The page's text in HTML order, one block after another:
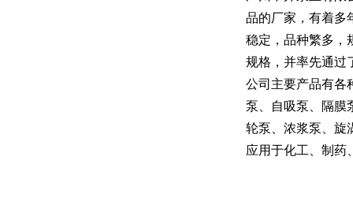
品的厂家，有着多
稳定，品种繁多，
规格，并率先通过
公司主要产品有各
泵、自吸泵、隔膜
轮泵、浓浆泵、旋
应用于化工、制药